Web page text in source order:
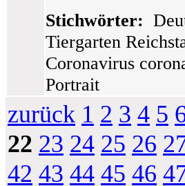
Stichwörter:
Tiergarten
Coronavirus
Portrait
zurück 1 2 3 4 5
22 23 24 25 26
42 43 44 45 46